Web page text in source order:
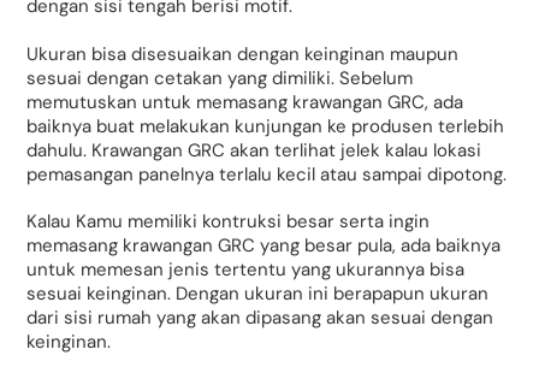
dengan sisi tengah berisi motif.
Ukuran bisa disesuaikan dengan keinginan maupun
sesuai dengan cetakan yang dimiliki. Sebelum
memutuskan untuk memasang krawangan GRC, ada
baiknya buat melakukan kunjungan ke produsen terlebih
dahulu. Krawangan GRC akan terlihat jelek kalau lokasi
pemasangan panelnya terlalu kecil atau sampai dipotong.
Kalau Kamu memiliki kontruksi besar serta ingin
memasang krawangan GRC yang besar pula, ada baiknya
untuk memesan jenis tertentu yang ukurannya bisa
sesuai keinginan. Dengan ukuran ini berapapun ukuran
dari sisi rumah yang akan dipasang akan sesuai dengan
keinginan.